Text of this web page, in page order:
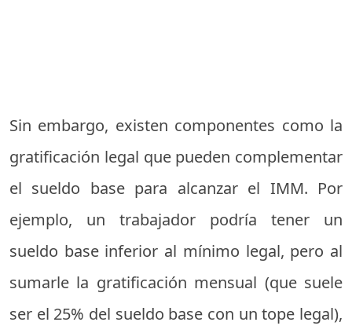
Sin embargo, existen componentes como la
gratificación legal que pueden complementar
el sueldo base para alcanzar el IMM. Por
ejemplo, un trabajador podría tener un
sueldo base inferior al mínimo legal, pero al
sumarle la gratificación mensual (que suele
ser el 25% del sueldo base con un tope legal),